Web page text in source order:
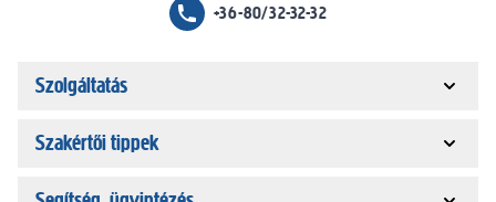
+36-80/32-32-32
Szolgáltatás
Szakértői tippek